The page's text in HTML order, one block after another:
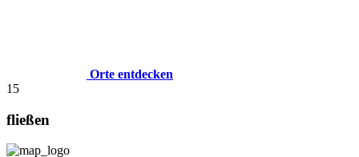
Orte entdecken
15
fließen